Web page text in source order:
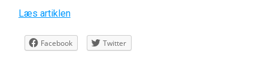
Læs artiklen
Facebook Twitter